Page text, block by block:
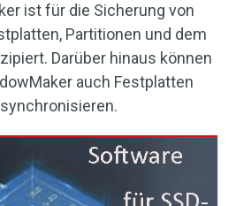
ist für die Sicherung von
Partitionen und dem
Darüber hinaus können
auch Festplatten